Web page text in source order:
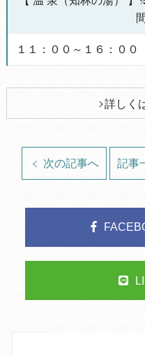
間
１１：００～１６：
詳しく
次の記事へ 記事